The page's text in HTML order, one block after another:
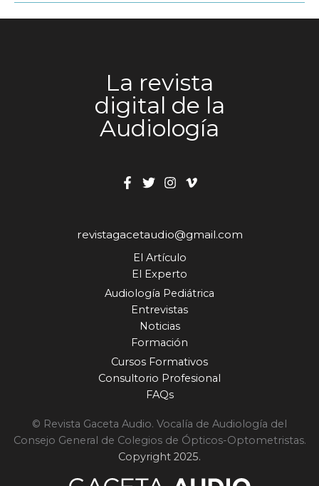
La revista
digital de la
Audiología
revistagacetaudio@gmail.com
El Artículo
El Experto
Audiología Pediátrica
Entrevistas
Noticias
Formación
Cursos Formativos
Consultorio Profesional
FAQs
© Revista Gaceta Audio. Vocalía de Audiología del
Consejo General de Colegios de Ópticos-Optometristas.
Copyright 2025.